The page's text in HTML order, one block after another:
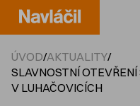
ÚVOD/AKTUALITY/
SLAVNOSTNÍ
V LUHAČOVICÍCH